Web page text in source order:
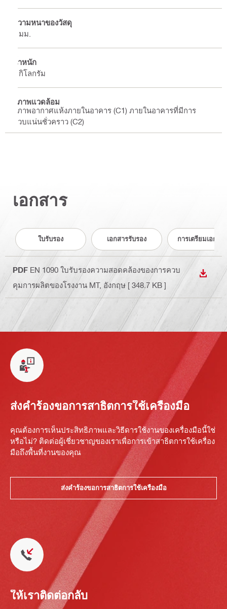
ความหนาของวัสดุ
4 มม.
น้ำหนัก
0 กิโลกรัม
สภาพแวดล้อม
สภาพอากาศแห้งภายในอาคาร (C1) ภายในอาคารที่มีการ
ควบแน่นชั่วคราว (C2)
เอกสาร
ใบรับรอง เอกสารรับรอง การเตรียมเอกสา
PDF EN 1090 ใบรับรองความสอดคล้องของการควบ
คุมการผลิตของโรงงาน MT, อังกฤษ [ 348.7 KB ]
ส่งคำร้องขอการสาธิตการใช้เครื่องมือ
คุณต้องการเห็นประสิทธิภาพและวิธีดารใช้งานของเครื่องมือนี้ใช่
หรือไม่? ติดต่อผู้เชี่ยวชาญของเราเพื่อการเข้าสาธิตการใช้เครื่อง
มือถึงพื้นที่งานของคุณ
ส่งคำร้องขอการสาธิตการใช้เครื่องมือ
ให้เราติดต่อกลับ